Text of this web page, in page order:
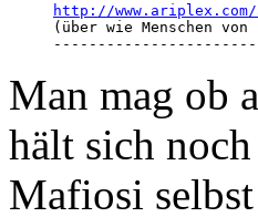
http://www.ariplex.com/
(über wie Menschen
Man mag ob
hält sich
Mafiosi